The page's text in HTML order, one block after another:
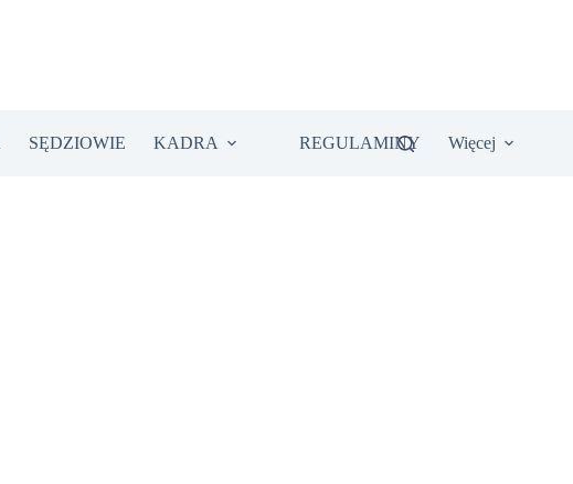
SĘDZIOWIE KADRA REGULAMINY Więcej